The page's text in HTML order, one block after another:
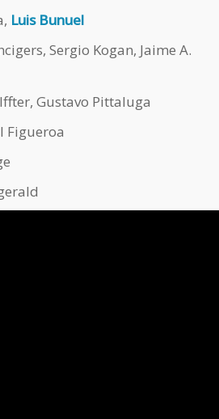
Luis Bunuel
Sergio Kogan, Jaime A.
Gustavo Pittaluga
Figueroa